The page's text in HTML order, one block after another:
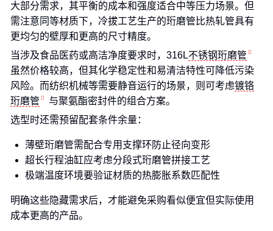
大部分需求，其平衡的成本和强度适合中等压力场景。但
需注意同等材质下，冷拔工艺生产的珩磨管比热轧管具有
更均匀的壁厚和更高的尺寸精度。
当涉及食品医药或高洁净度要求时，316L不锈钢珩磨管
虽然价格较高，但其化学稳定性和易清洁特性可降低污染
风险。而纺织机械等需要静音运行的场景，则可考虑镀铬
珩磨管
与聚氨酯密封件的组合方案。
选型时还需预留配套条件余量：
薄壁珩磨管需配合专用支撑环防止径向变形
超长行程油缸应考虑分段式珩磨管拼接工艺
极端温度环境要验证材质的热膨胀系数匹配性
明确这些隐藏需求后，才能避免采购看似便宜但实际使用
成本更高的产品。